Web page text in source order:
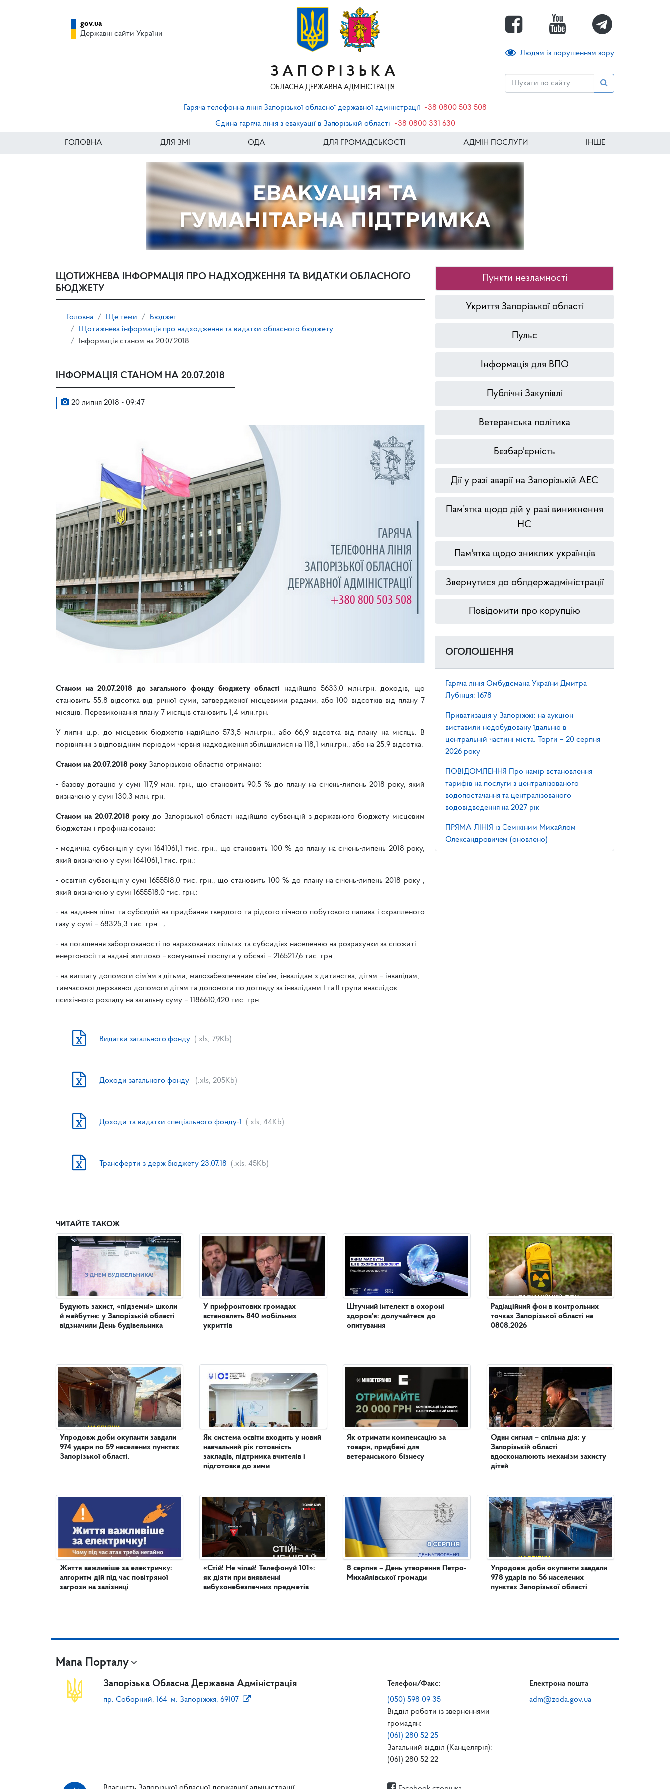
ЗАПОРІЗЬКА
ОБЛАСНА ДЕРЖАВНА АДМІНІСТРАЦІЯ
Людям із порушенням зору
gov.ua
Державні сайти України
Гаряча телефонна лінія Запорізької обласної державної адміністрації +38 0800 503 508
Єдина гаряча лінія з евакуації в Запорізькій області
+38 0800 331 630
ГОЛОВНА ДЛЯ ЗМІ ОДА ДЛЯ ГРОМАДСЬКОСТІ АДМІН ПОСЛУГИ ІНШЕ
ЩОТИЖНЕВА ІНФОРМАЦІЯ ПРО НАДХОДЖЕННЯ ТА ВИДАТКИ ОБЛАСНОГО
БЮДЖЕТУ
Головна Ще теми
Бюджет
Щотижнева інформація про надходження та видатки обласного бюджету
Інформація станом на 20.07.2018
ІНФОРМАЦІЯ СТАНОМ НА 20.07.2018
20 липня 2018 - 09:47
Станом на 20.07.2018 до загального фонду бюджету області надійшло 5633,0 млн.грн. доходів, що
становить 55,8 відсотка від річної суми, затвердженої місцевими радами, або 100 відсотків від плану 7
місяців. Перевиконання плану 7 місяців становить 1,4 млн.грн.
У липні ц.р. до місцевих бюджетів надійшло 573,5 млн.грн., або 66,9 відсотка від плану на місяць. В
порівнянні з відповідним періодом червня надходження збільшилися на 118,1 млн.грн., або на 25,9 відсотка.
Станом на 20.07.2018 року Запорізькою областю отримано:
- базову дотацію у сумі 117,9 млн. грн., що становить 90,5 % до плану на січень-липень 2018 року, який
визначено у сумі 130,3 млн. грн.
Станом на 20.07.2018 рокудо Запорізької області надійшло субвенцій з державного бюджету місцевим
бюджетам і профінансовано:
- медична субвенція у сумі 1641061,1 тис. грн., що становить 100 % до плану на січень-липень 2018 року,
який визначено у сумі 1641061,1 тис. грн.;
- освітня субвенція у сумі 1655518,0 тис. грн., що становить 100 % до плану на січень-липень 2018 року ,
який визначено у сумі 1655518,0 тис. грн.;
- на надання пільг та субсидій на придбання твердого та рідкого пічного побутового палива і скрапленого
газу у сумі – 68325,3 тис. грн.. ;
- на погашення заборгованості по нарахованих пільгах та субсидіях населенню на розрахунки за спожиті
енергоносії та надані житлово – комунальні послуги у обсязі – 2165217,6 тис. грн.;
- на виплату допомоги сім’ям з дітьми, малозабезпеченим сім’ям, інвалідам з дитинства, дітям – інвалідам,
тимчасової державної допомоги дітям та допомоги по догляду за інвалідами І та ІІ групи внаслідок
психічного розладу на загальну суму – 1186610,420 тис. грн.
Видатки загального фонду (.xls, 79Kb)
Доходи загального фонду (.xls, 205Kb)
Доходи та видатки спеціального фонду-1 (.xls, 44Kb)
Трансферти з держ бюджету 23.07.18 (.xls, 45Kb)
Пункти незламності
Укриття Запорізької області
Пульс
Інформація для ВПО
Публічні Закупівлі
Ветеранська політика
Безбар'єрність
Дії у разі аварії на Запорізькій АЕС
Пам’ятка щодо дій у разі виникнення
НС
Пам'ятка щодо зниклих українців
Звернутися до облдержадміністрації
Повідомити про корупцію
ОГОЛОШЕННЯ
Гаряча лінія Омбудсмана України Дмитра
Лубінця: 1678
Приватизація у Запоріжжі: на аукціон
виставили недобудовану їдальню в
центральній частині міста. Торги – 20 серпня
2026 року
ПОВІДОМЛЕННЯ Про намір встановлення
тарифів на послуги з централізованого
водопостачання та централізованого
водовідведення на 2027 рік
ПРЯМА ЛІНІЯ із Семікіним Михайлом
Олександровичем (оновлено)
ЧИТАЙТЕ ТАКОЖ
Будують захист, «підземні» школи
й майбутнє: у Запорізькій області
відзначили День будівельника
Упродовж доби окупанти завдали
974 удари по 59 населених пунктах
Запорізької області.
Життя важливіше за електричку:
алгоритм дій під час повітряної
загрози на залізниці
У прифронтових громадах
встановлять 840 мобільних
укриттів
Як система освіти входить у новий
навчальний рік готовність
закладів, підтримка вчителів і
підготовка до зими
«Стій! Не чіпай! Телефонуй 101»:
як діяти при виявленні
вибухонебезпечних предметів
Штучний інтелект в охороні
здоров’я: долучайтеся до
опитування
Як отримати компенсацію за
товари, придбані для
ветеранського бізнесу
8 серпня – День утворення Петро-
Михайлівської громади
Радіаційний фон в контрольних
точках Запорізької області на
0808.2026
Один сигнал – спільна дія: у
Запорізькій області
вдосконалюють механізм захисту
дітей
Упродовж доби окупанти завдали
978 ударів по 56 населених
пунктах Запорізької області
Мапа Порталу
Запорізька Обласна Державна Адміністрація
пр. Соборний, 164, м. Запоріжжя, 69107
Телефон/Факс:
(050) 598 09 35
Відділ роботи із зверненнями
громадян:
(061) 280 52 25
Загальний відділ (Канцелярія):
(061) 280 52 22
Електрона пошта
adm@zoda.gov.ua